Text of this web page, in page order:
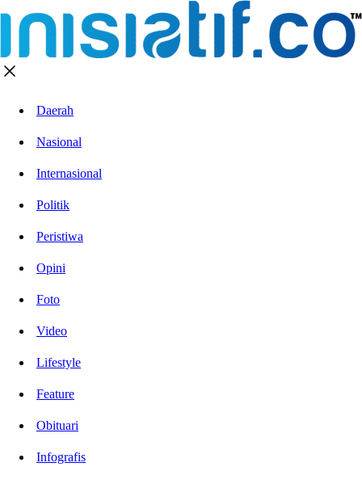
Daerah
Nasional
Internasional
Politik
Peristiwa
Opini
Foto
Video
Lifestyle
Feature
Obituari
Infografis